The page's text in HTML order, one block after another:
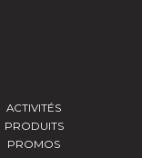
ACTIVITÉS
PRODUITS
PROMOS